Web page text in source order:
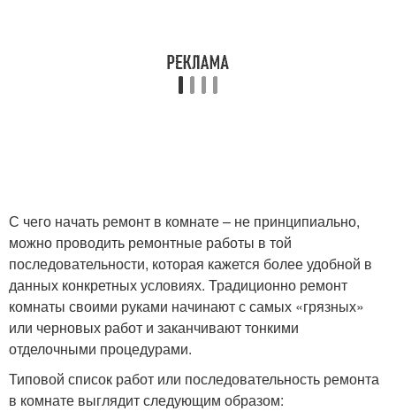
С чего начать ремонт в комнате – не принципиально,
можно проводить ремонтные работы в той
последовательности, которая кажется более удобной в
данных конкретных условиях. Традиционно ремонт
комнаты своими руками начинают с самых «грязных»
или черновых работ и заканчивают тонкими
отделочными процедурами.
Типовой список работ или последовательность ремонта
в комнате выглядит следующим образом: